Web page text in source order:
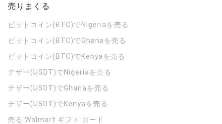
売りまくる
ビットコイン(BTC)でNigeriaを売る
ビットコイン(BTC)でGhanaを売る
ビットコイン(BTC)でKenyaを売る
テザー(USDT)でNigeriaを売る
テザー(USDT)でGhanaを売る
テザー(USDT)でKenyaを売る
売る Walmart ギフト カード